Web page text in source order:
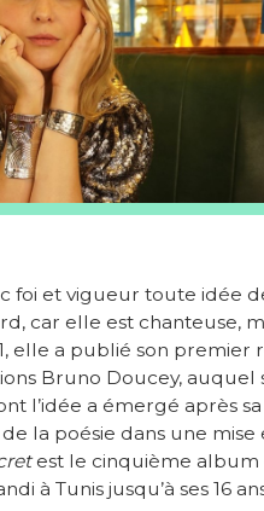
foi et vigueur toute idée
car elle est chanteuse,
elle a publié son premier
Bruno Doucey, auquel
l’idée a émergé après sa
la poésie dans une mise
est le cinquième album
à Tunis jusqu’à ses 16